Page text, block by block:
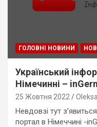
ГОЛОВНІ НОВИНИ
Український
Німечинні –
25 Жовтня 2022
Невдовзі тут
портал в Німеччині -